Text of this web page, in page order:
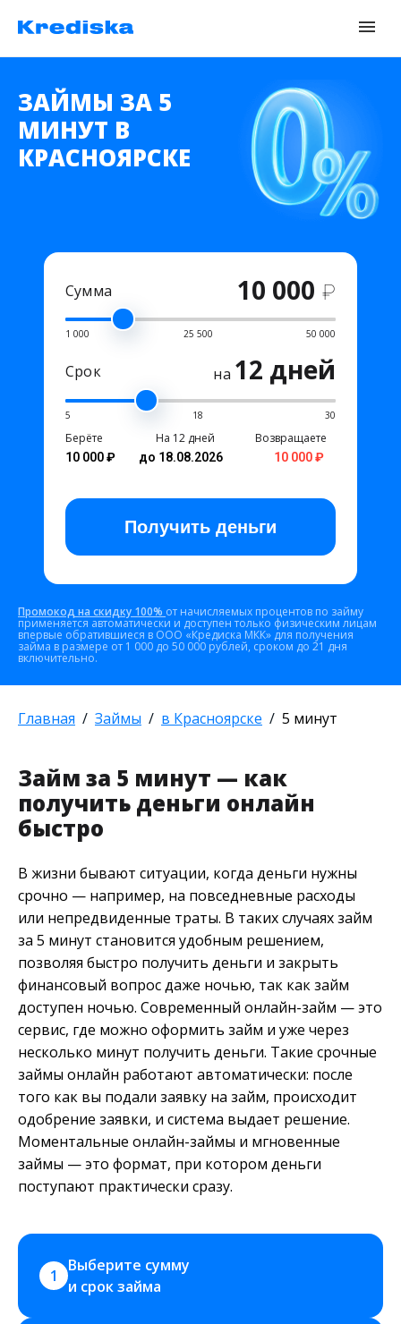
ЗАЙМЫ ЗА 5
МИНУТ В
КРАСНОЯРСКЕ
Сумма 10 000 ₽
1 000 25 500 50 000
Срок на 12 дней
5 18 30
Берёте
10 000 ₽
На 12 дней
до 18.08.2026
Возвращаете
10 000 ₽
Получить деньги
Промокод на скидку 100% от начисляемых процентов по займу
применяется автоматически и доступен только физическим лицам
впервые обратившиеся в ООО «Кредиска МКК» для получения
займа в размере от 1 000 до 50 000 рублей, сроком до 21 дня
включительно.
Главная Займы в Красноярске 5 минут
Займ за 5 минут — как
получить деньги онлайн
быстро
В жизни бывают ситуации, когда деньги нужны
срочно — например, на повседневные расходы
или непредвиденные траты. В таких случаях займ
за 5 минут становится удобным решением,
позволяя быстро получить деньги и закрыть
финансовый вопрос даже ночью, так как займ
доступен ночью. Современный онлайн-займ — это
сервис, где можно оформить займ и уже через
несколько минут получить деньги. Такие срочные
займы онлайн работают автоматически: после
того как вы подали заявку на займ, происходит
одобрение заявки, и система выдает решение.
Моментальные онлайн-займы и мгновенные
займы — это формат, при котором деньги
поступают практически сразу.
1
Выберите сумму
и срок займа